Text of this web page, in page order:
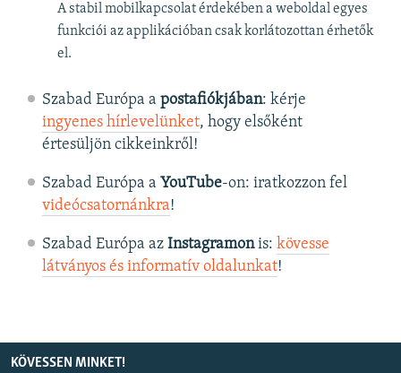
A stabil mobilkapcsolat érdekében a weboldal egyes
funkciói az applikációban csak korlátozottan érhetők
el.
Szabad Európa a postafiókjában: kérje
ingyenes hírlevelünket, hogy elsőként
értesüljön cikkeinkről!
Szabad Európa a YouTube-on: iratkozzon fel
videócsatornánkra!
Szabad Európa az Instagramonis: kövesse
látványos és informatív oldalunkat! ​
KÖVESSEN MINKET!